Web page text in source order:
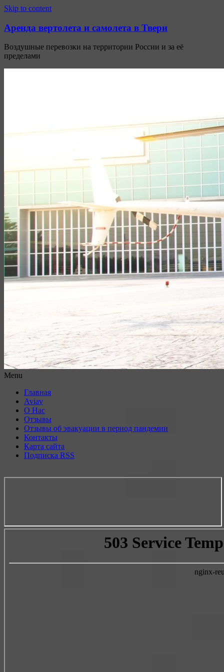
Skip to content
Аренда вертолета и самолета в Твери
Воздушные перевозки на территории России и за её
пределами
Menu
Главная
Aviav
О Нас
Отзывы
Отзывы об эвакуации в период пандемии
Контакты
Карта сайта
Подписка RSS